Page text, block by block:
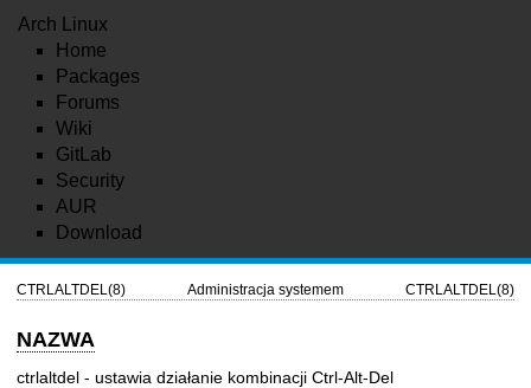
Arch Linux
Home
Packages
Forums
Wiki
GitLab
Security
AUR
Download
CTRLALTDEL(8) Administracja systemem CTRLALTDEL(8)
NAZWA
ctrlaltdel - ustawia działanie kombinacji Ctrl-Alt-Del